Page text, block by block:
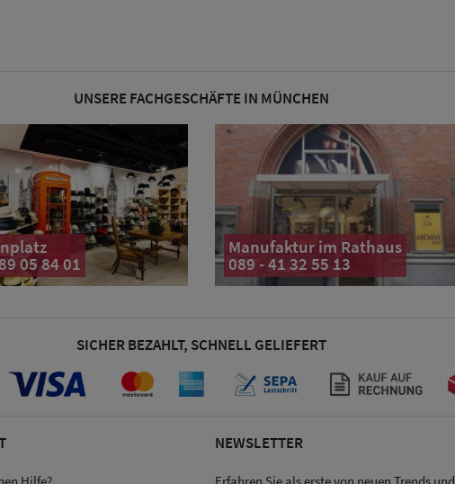
UNSERE FACHGESCHÄFTE IN MÜNCHEN
05 84 01
Manufaktur im Rathaus
089 - 41 32 55 13
SICHER BEZAHLT, SCHNELL GELIEFERT
NEWSLETTER